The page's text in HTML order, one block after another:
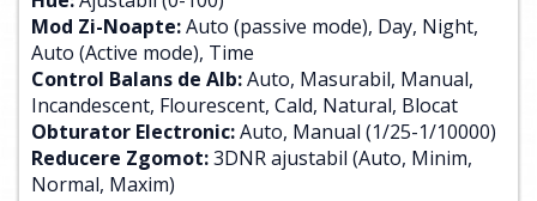
Mod Zi-Noapte:Auto (passive mode), Day, Night,
Auto (Active mode), Time
Control Balans de Alb:Auto, Masurabil, Manual,
Incandescent, Flourescent, Cald, Natural, Blocat
Obturator Electronic:Auto, Manual (1/25-1/10000)
Reducere Zgomot:3DNR ajustabil (Auto, Minim,
Normal, Maxim)